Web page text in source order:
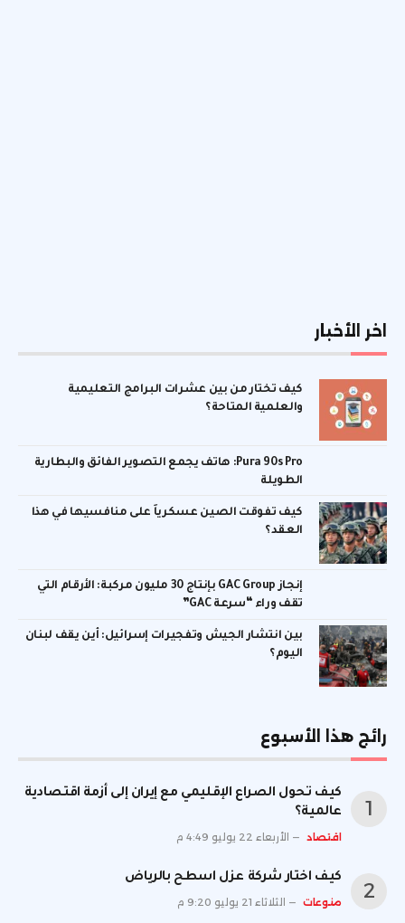
اخر الأخبار
كيف تختار من بين عشرات البرامج التعليمية
والعلمية المتاحة؟
Pura 90s Pro: هاتف يجمع التصوير الفائق والبطارية
الطويلة
كيف تفوقت الصين عسكرياً على منافسيها في هذا
العقد؟
إنجاز GAC Group بإنتاج 30 مليون مركبة: الأرقام التي
تقف وراء “سرعة GAC”
بين انتشار الجيش وتفجيرات إسرائيل: أين يقف لبنان
اليوم؟
رائج هذا الأسبوع
كيف تحول الصراع الإقليمي مع إيران إلى أزمة اقتصادية
عالمية؟
اقتصاد الأربعاء 22 يوليو 4:49 م
كيف اختار شركة عزل اسطح بالرياض
منوعات الثلاثاء 21 يوليو 9:20 م